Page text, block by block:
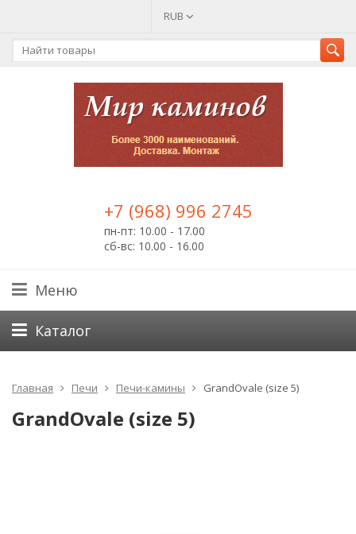
RUB
+7 (968) 996 2745
пн-пт: 10.00 - 17.00
сб-вс: 10.00 - 16.00
Меню
Каталог
Главная Печи Печи-камины GrandOvale (size 5)
GrandOvale (size 5)